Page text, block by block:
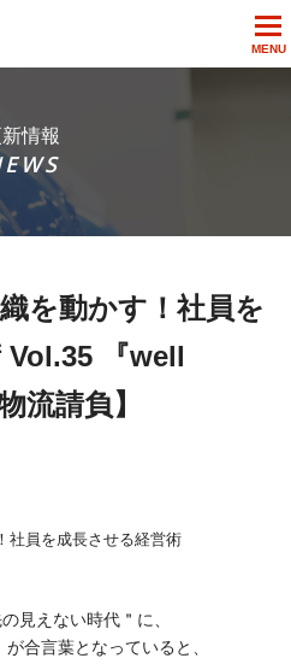
MENU
情報
を動かす！社員を
Vol.35 『well
流請負】
社員を成長させる経営術
見えない時代＂に、
が合言葉となっていると、